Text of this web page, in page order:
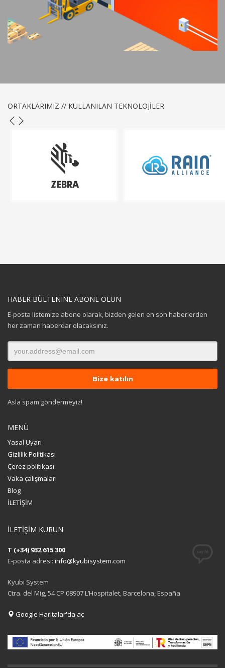
ORTAKLARIMIZ // KULLANILAN TEKNOLOJİLER
HABER BÜLTENINE ABONE OLUN
E-posta listemize abone olarak, bizden gelen en son haberlerden
her zaman haberdar olacaksınız.
Asla spam göndermeyiz!
MENÜ
Yasal Uyarı
Gizlilik Politikası
Çerez politikası
Vaka çalışmaları
Blog
İLETİŞİM
İLETİŞİM KURUN
T (+34) 932 615 300
E-posta adresi: info@kyubisystem.com
Kyubi System
Ctra. del Mig, 54 CP 08907 L’Hospitalet, Barcelona, España
Google Haritalar'da aç